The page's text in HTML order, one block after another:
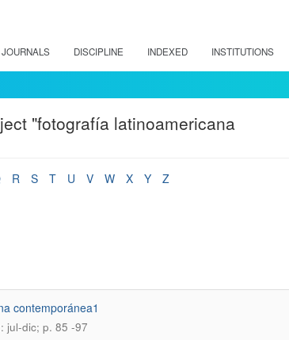
JOURNALS DISCIPLINE INDEXED INSTITUTIONS
"fotografía latinoamericana
R S T U V W X Y
Z
contemporánea1
jul-dic; p. 85 -97